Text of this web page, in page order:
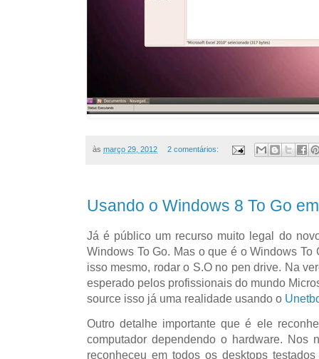
às março 29, 2012 2 comentários:
Usando o Windows 8 To Go
Já é público um recurso muito legal do
Windows To Go. Mas o que é o Windows
isso mesmo, rodar o S.O no pen drive. Na
esperado pelos profissionais do mundo
source isso já uma realidade usando o
Outro detalhe importante que é ele
computador dependendo o hardware. Nos
reconheceu em todos os desktops